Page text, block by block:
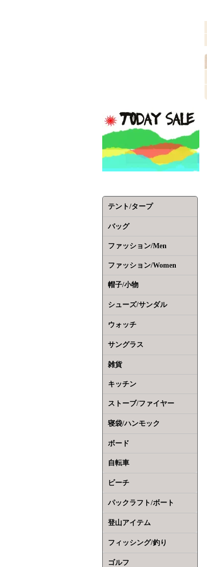
テント/タープ
バッグ
ファッション/Men
ファッション/Women
帽子/小物
シューズ/サンダル
ウォッチ
サングラス
雑貨
キッチン
ストーブ/ファイヤー
寝袋/ハンモック
ボード
自転車
ビーチ
パックラフト/ボート
登山アイテム
フィッシング/釣り
ゴルフ